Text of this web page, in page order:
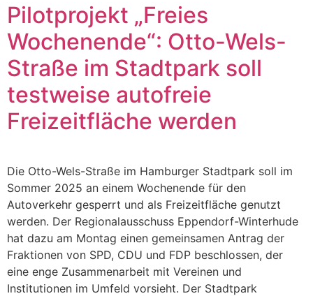
Pilotprojekt „Freies
Wochenende“: Otto-Wels-
Straße im Stadtpark soll
testweise autofreie
Freizeitfläche werden
Die Otto-Wels-Straße im Hamburger Stadtpark soll im
Sommer 2025 an einem Wochenende für den
Autoverkehr gesperrt und als Freizeitfläche genutzt
werden. Der Regionalausschuss Eppendorf-Winterhude
hat dazu am Montag einen gemeinsamen Antrag der
Fraktionen von SPD, CDU und FDP beschlossen, der
eine enge Zusammenarbeit mit Vereinen und
Institutionen im Umfeld vorsieht. Der Stadtpark